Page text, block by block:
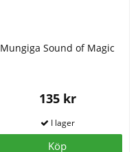
Mungiga Sound of Magic
135 kr
Köp